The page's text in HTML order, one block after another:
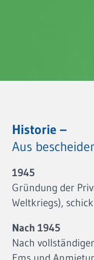
Historie –
Aus
1945
Gründung der
Weltkriegs),
Nach 1945
Nach